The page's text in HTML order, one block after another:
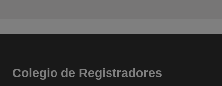
Colegio de Registradores